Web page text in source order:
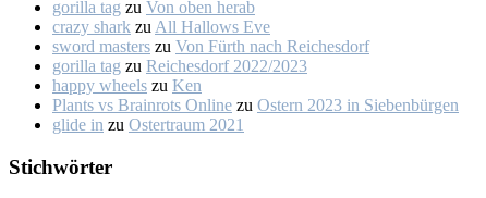
gorilla tag zu Von oben her­ab
crazy shark zu All Hal­lows Eve
sword masters zu Von Fürth nach Rei­ches­dorf
gorilla tag zu Rei­ches­dorf 2022/2023
happy wheels zu Ken
Plants vs Brainrots Online zu Os­tern 2023 in Sie­ben­bür­gen
glide in zu Os­ter­traum 2021
Stich­wör­ter